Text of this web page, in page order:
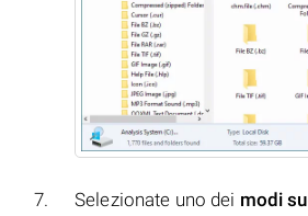
Selezionate uno dei modi